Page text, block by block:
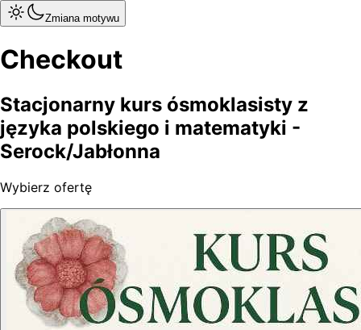
Zmiana motywu
Checkout
Stacjonarny kurs ósmoklasisty z
języka polskiego i matematyki -
Serock/Jabłonna
Wybierz ofertę